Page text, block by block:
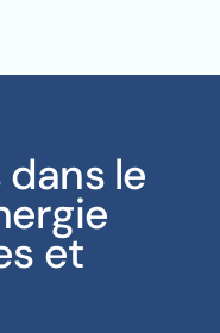
le
et